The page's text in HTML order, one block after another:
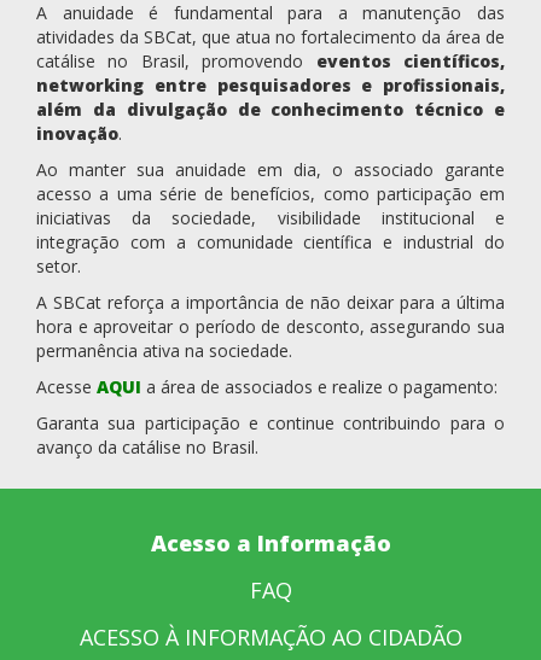
A anuidade é fundamental para a manutenção das
atividades da SBCat, que atua no fortalecimento da área de
catálise no Brasil, promovendo eventos científicos,
networking entre pesquisadores e profissionais,
além da divulgação de conhecimento técnico e
inovação.
Ao manter sua anuidade em dia, o associado garante
acesso a uma série de benefícios, como participação em
iniciativas da sociedade, visibilidade institucional e
integração com a comunidade científica e industrial do
setor.
A SBCat reforça a importância de não deixar para a última
hora e aproveitar o período de desconto, assegurando sua
permanência ativa na sociedade.
Acesse AQUI a área de associados e realize o pagamento:
Garanta sua participação e continue contribuindo para o
avanço da catálise no Brasil.
Acesso a Informação
FAQ
ACESSO À INFORMAÇÃO AO CIDADÃO